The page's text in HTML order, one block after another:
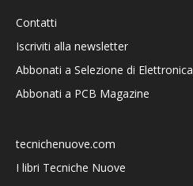
Contatti
Iscriviti alla newsletter
Abbonati a Selezione di Elettronica
Abbonati a PCB Magazine
tecnichenuove.com
I libri Tecniche Nuove